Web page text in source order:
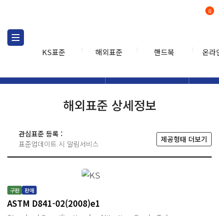
KS표준 해외표준 핸드북 온라
0
해외표준 상세정보
관심표준 등록 :
표준업데이트 시 알림서비스
제공형태 더보기
구판 판매
ASTM D841-02(2008)e1